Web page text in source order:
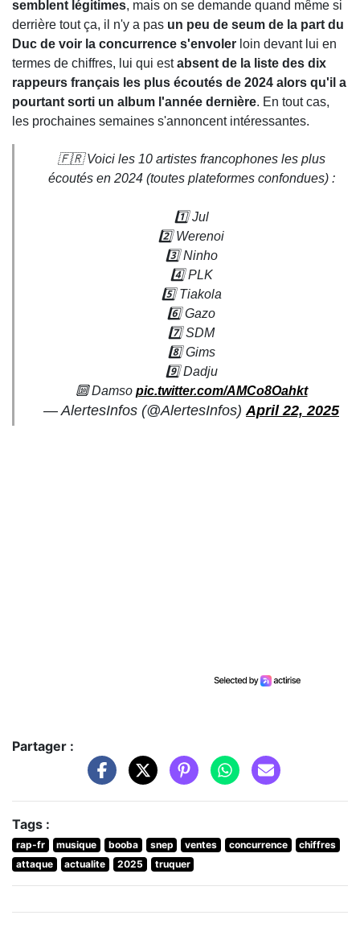
semblent légitimes, mais on se demande quand même si
derrière tout ça, il n'y a pas un peu de seum de la part du
Duc de voir la concurrence s'envoler loin devant lui en
termes de chiffres, lui qui estabsent de la liste des dix
rappeurs français les plus écoutés de 2024 alors qu'il a
pourtant sorti un album l'année dernière. En tout cas,
les prochaines semaines s'annoncent intéressantes.
🇫🇷 Voici les 10 artistes francophones les plus
écoutés en 2024 (toutes plateformes confondues) :
1️⃣ Jul
2️⃣ Werenoi
3️⃣ Ninho
4️⃣ PLK
5️⃣ Tiakola
6️⃣ Gazo
7️⃣ SDM
8️⃣ Gims
9️⃣ Dadju
🔟 Damso pic.twitter.com/AMCo8Oahkt
— AlertesInfos (@AlertesInfos)April 22, 2025
Partager :
Tags :
rap-fr musique booba snep ventes concurrence
chiffres
attaque
actualite 2025 truquer